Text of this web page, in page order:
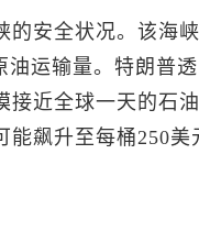
的安全状况。该海
油运输量。特朗普
接近全球一天的石
能飙升至每桶250